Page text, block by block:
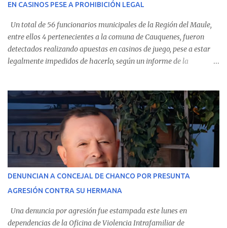
evolución favorable. No obstante, alrededo...
EN CASINOS PESE A PROHIBICIÓN LEGAL
Un total de 56 funcionarios municipales de la Región del Maule,
entre ellos 4 pertenecientes a la comuna de Cauquenes, fueron
detectados realizando apuestas en casinos de juego, pese a estar
legalmente impedidos de hacerlo, según un informe de la
estableció que estos funcionarios —quienes administran o
custodian fondos públicos— efectuaron transacciones por un
monto total de $116.075.918 entre enero de 2024 y junio de 2025.
En el detalle regional, se indica que en la comuna de Cauquenes se
identificó a cuatro funcionarios involucrados en este tipo de
operaciones. Asimismo, se precisa que uno de los casos
corresponde a un funcionario de la Municipalidad de Chanco,
detectaron incumplimientos a la normativa vigente. El informe
precisa que la mayor cantidad de dinero apostado se registró en
Talca, donde...
DENUNCIAN A CONCEJAL DE CHANCO POR PRESUNTA
AGRESIÓN CONTRA SU HERMANA
Una denuncia por agresión fue estampada este lunes en
dependencias de la Oficina de Violencia Intrafamiliar de